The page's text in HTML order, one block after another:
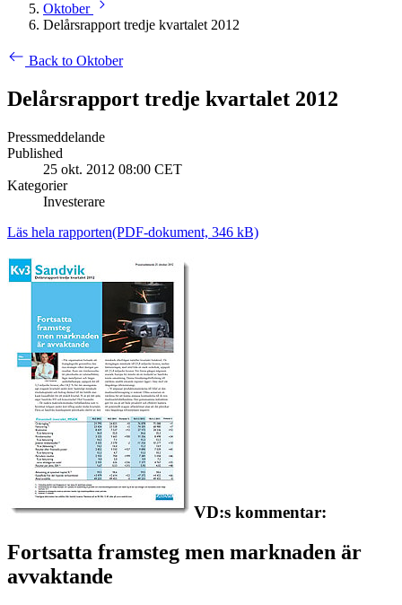
Oktober
Delårsrapport tredje kvartalet 2012
Back to Oktober
Delårsrapport tredje kvartalet 2012
Pressmeddelande
Published
25 okt. 2012 08:00 CET
Kategorier
Investerare
Läs hela rapporten(PDF-dokument, 346 kB)
VD:s kommentar:
Fortsatta framsteg men marknaden är
avvaktande